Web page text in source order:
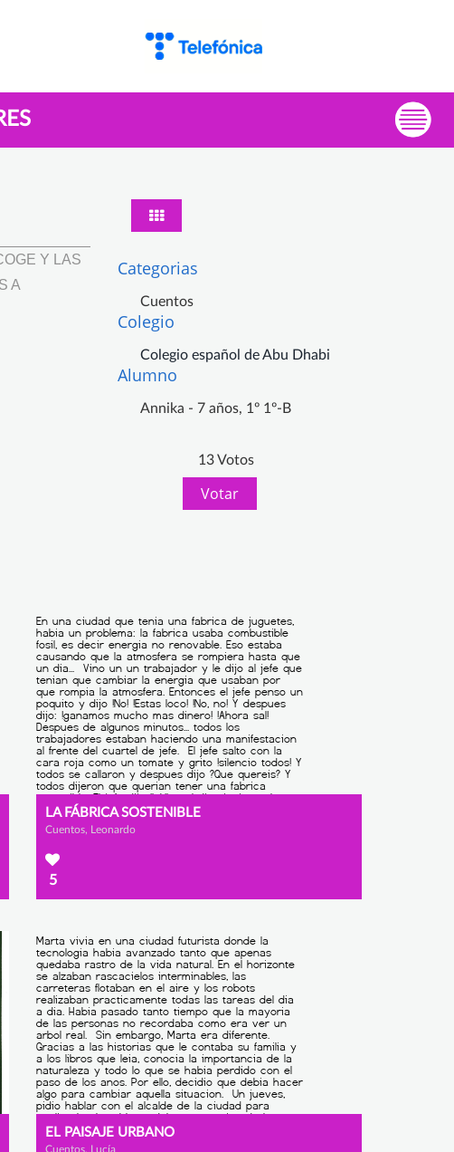
Y LAS
A
Categorias
Cuentos
Colegio
Colegio español de Abu Dhabi
Alumno
Annika - 7 años, 1º 1º-B
13 Votos
Votar
LA FÁBRICA SOSTENIBLE
Cuentos, Leonardo
5
EL PAISAJE URBANO
Cuentos, Lucía